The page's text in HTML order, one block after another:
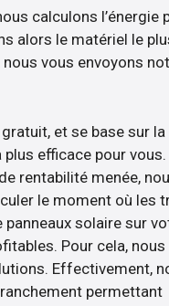
calculons l’énergie
alors le matériel le
nous vous envoyons
et se base sur la
efficace pour vous.
rentabilité menée,
le moment où les
panneaux solaire sur
Pour cela,
Effectivement,
permettant